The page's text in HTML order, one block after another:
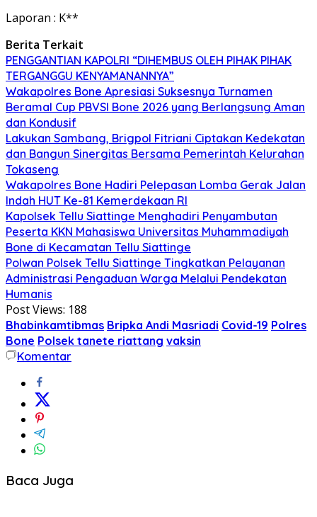
Laporan : K**
Berita Terkait
PENGGANTIAN KAPOLRI “DIHEMBUS OLEH PIHAK PIHAK
TERGANGGU KENYAMANANNYA”
Wakapolres Bone Apresiasi Suksesnya Turnamen
Beramal Cup PBVSI Bone 2026 yang Berlangsung Aman
dan Kondusif
Lakukan Sambang, Brigpol Fitriani Ciptakan Kedekatan
dan Bangun Sinergitas Bersama Pemerintah Kelurahan
Tokaseng
Wakapolres Bone Hadiri Pelepasan Lomba Gerak Jalan
Indah HUT Ke-81 Kemerdekaan RI
Kapolsek Tellu Siattinge Menghadiri Penyambutan
Peserta KKN Mahasiswa Universitas Muhammadiyah
Bone di Kecamatan Tellu Siattinge
Polwan Polsek Tellu Siattinge Tingkatkan Pelayanan
Administrasi Pengaduan Warga Melalui Pendekatan
Humanis
Post Views: 188
Bhabinkamtibmas Bripka Andi Masriadi Covid-19 Polres
Bone Polsek tanete riattang vaksin
Komentar
Baca Juga